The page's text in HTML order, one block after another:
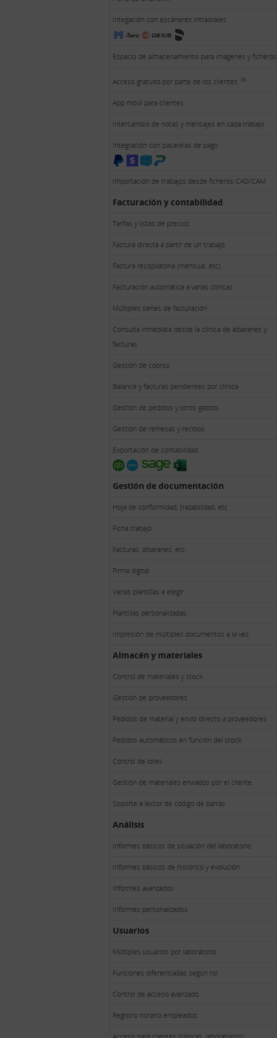
Integación con escáneres intraorales
Espacio de almacenamiento para imágenes y ficheros
Acceso gratuito por parte de los clientes (3)
App móvil para clientes
Intercambio de notas y mensajes en cada trabajo
Integración con pasarelas de pago
Importación de trabajos desde ficheros CAD/CAM
Facturación y contabilidad
Tarifas y listas de precios
Factura directa a partir de un trabajo
Factura recopilatoria (mensual, etc)
Facturación automática a varias clínicas
Múltiples series de facturación
Consulta inmediata desde la clínica de albaranes y
facturas
Gestión de cobros
Balance y facturas pendientes por clínica
Gestión de pedidos y otros gastos
Gestión de remesas y recibos
Exportación de contabilidad
Gestión de documentación
Hoja de conformidad, trazabilidad, etc
Ficha trabajo
Facturas, albaranes, etc.
Firma digital
Varias plantillas a elegir
Plantillas personalizadas
Impresión de múltiples documentos a la vez
Almacén y materiales
Control de materiales y stock
Gestión de proveedores
Pedidos de material y envío directo a proveedores
Pedidos automáticos en función del stock
Control de lotes
Gestión de materiales enviados por el cliente
Soporte a lector de código de barras
Análisis
Informes básicos de situación del laboratorio
Informes básicos de histórico y evolución
Informes avanzados
Informes personalizados
Usuarios
Múltiples usuarios por laboratorio
Funciones diferenciadas según rol
Control de acceso avanzado
Registro horario empleados